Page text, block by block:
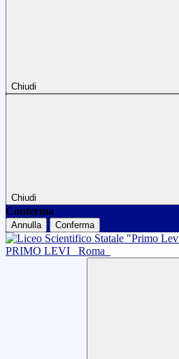
Chiudi
Chiudi
Conferma
Annulla Conferma
PRIMO LEVI
Roma